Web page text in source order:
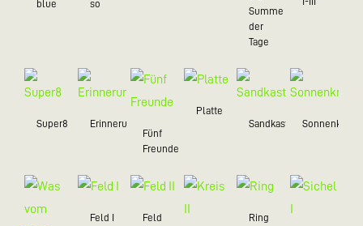
blue
so
Summe
der
Tage
Super8
Erinnerungsstücke
Fünf
Freunde
Platte
SandkastenliebeSonnenkreis
Feld I
Feld
Ring